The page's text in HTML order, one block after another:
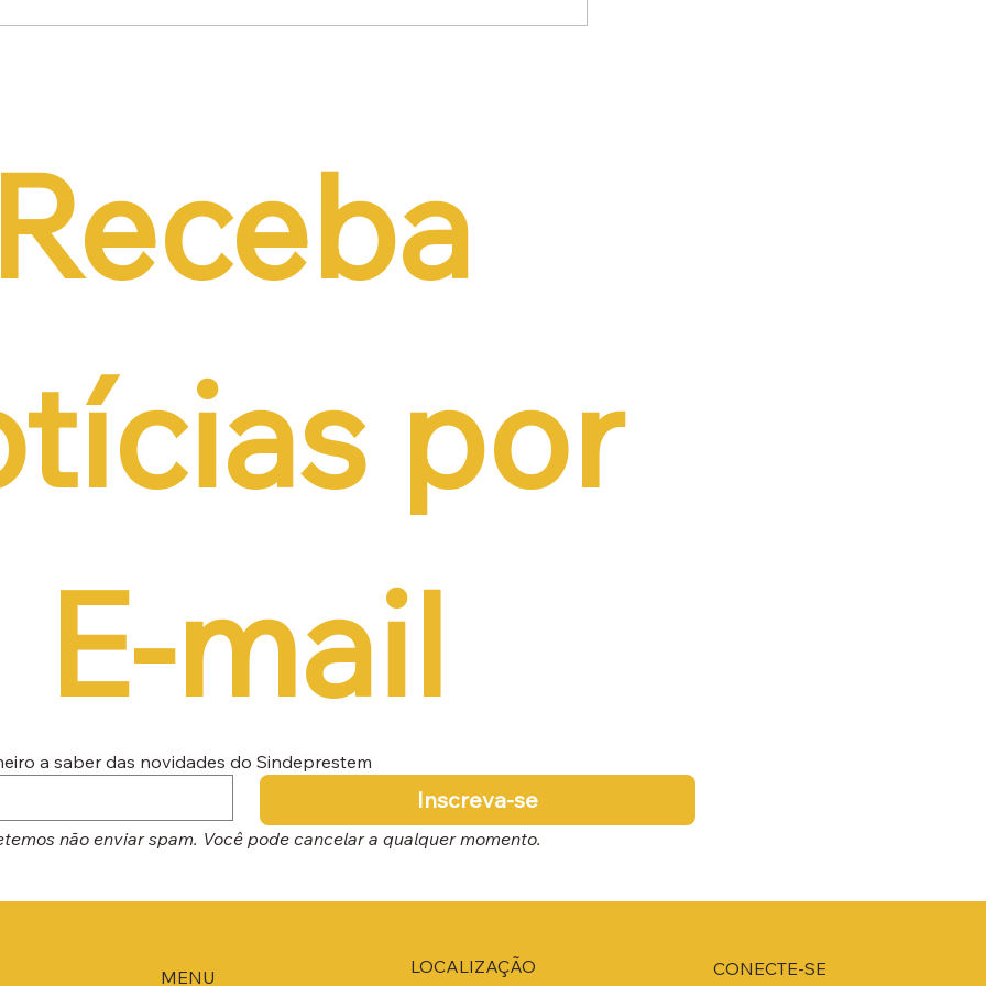
Receba
por
E-mail
a saber das novidades do Sindeprestem
Inscreva-se
não enviar spam. Você pode cancelar a qualquer momento.
MENU LOCALIZAÇÃO CONECTE-SE